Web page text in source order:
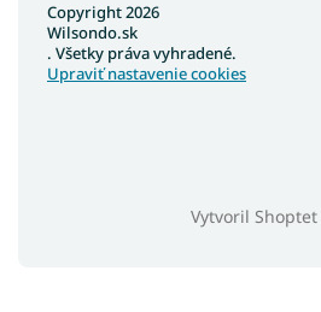
Vytvoril
Copyright 2026
Wilsondo.sk
. Všetky práva vyhradené.
Upraviť nastavenie cookies